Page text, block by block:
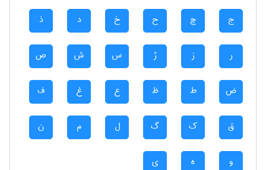
ج چ ح خ د ذ
ر ز ژ س ش ص
ض ط ظ ع غ ف
ق ک گ ل م ن
و ه ی